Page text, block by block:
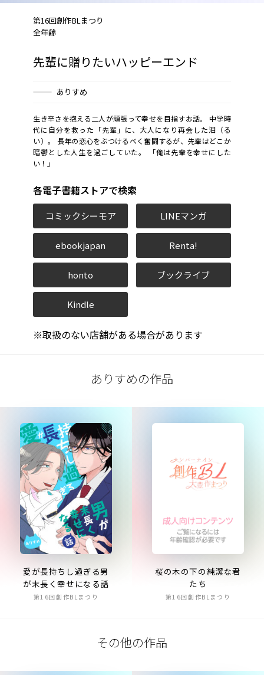
第16回創作BLまつり
全年齢
先輩に贈りたいハッピーエンド
ありすめ
生き辛さを抱える二人が頑張って幸せを目指すお話。 中学時
代に自分を救った「先輩」に、大人になり再会した泪（る
い）。 長年の恋心をぶつけるべく奮闘するが、先輩はどこか
暗鬱とした人生を過ごしていた。 「俺は先輩を幸せにした
い！」
各電子書籍ストアで検索
コミックシーモア LINEマンガ
ebookjapan Renta!
honto ブックライブ
Kindle
※取扱のない店舗がある場合があります
ありすめの作品
愛が長持ちし過ぎる男
が末長く幸せになる話
第16回創作BLまつり
桜の木の下の純潔な君
たち
第16回創作BLまつり
その他の作品